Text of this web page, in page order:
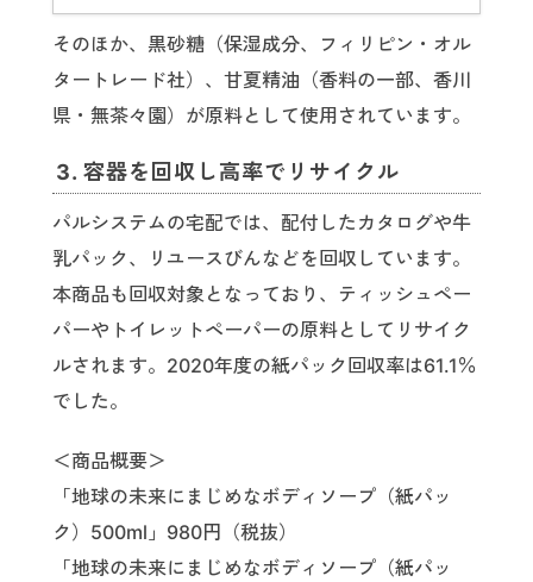
そのほか、黒砂糖（保湿成分、フィリピン・オル
タートレード社）、甘夏精油（香料の一部、香川
県・無茶々園）が原料として使用されています。
3. 容器を回収し高率でリサイクル
パルシステムの宅配では、配付したカタログや牛
乳パック、リユースびんなどを回収しています。
本商品も回収対象となっており、ティッシュペー
パーやトイレットペーパーの原料としてリサイク
ルされます。2020年度の紙パック回収率は61.1％
でした。
＜商品概要＞
「地球の未来にまじめなボディソープ（紙パッ
ク）500ml」980円（税抜）
「地球の未来にまじめなボディソープ（紙パッ